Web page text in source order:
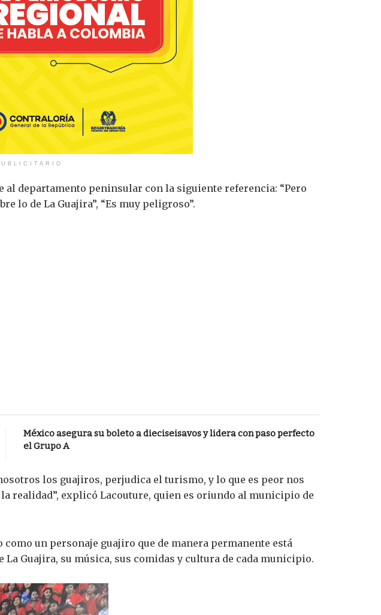
al departamento peninsular con la siguiente referencia: “Pero
lo de La Guajira”, “Es muy peligroso”.
México asegura su boleto a dieciseisavos y lidera con paso perfecto
el Grupo A
los guajiros, perjudica el turismo, y lo que es peor nos
realidad”, explicó Lacouture, quien es oriundo al municipio de
como un personaje guajiro que de manera permanente está
Guajira, su música, sus comidas y cultura de cada municipio.